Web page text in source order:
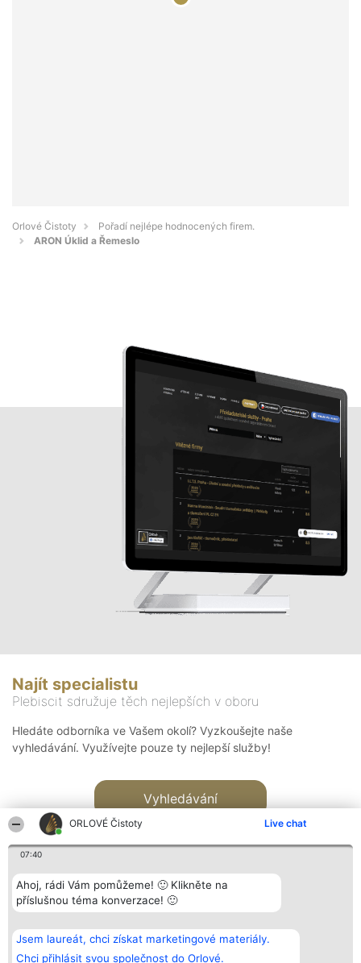
ORLOVÉ Čistoty Live chat
07:40
Ahoj, rádi Vám pomůžeme! 🙂 Klikněte na
příslušnou téma konverzace! 🙂
Jsem laureát, chci získat marketingové materiály.
Chci přihlásit svou společnost do Orlové.
Orlové Čistoty
Pořadí nejlépe hodnocených firem.
ARON Úklid a Řemeslo
Najít specialistu
Plebiscit sdružuje těch nejlepších v oboru
Hledáte odborníka ve Vašem okolí? Vyzkoušejte naše
vyhledávání. Využívejte pouze ty nejlepší služby!
Vyhledávání
Bright Side Solutions sp. z o.
o. sp. k.
ul. Ruska 22
Vítězové
Seznam všech
laureátů
Kontakt